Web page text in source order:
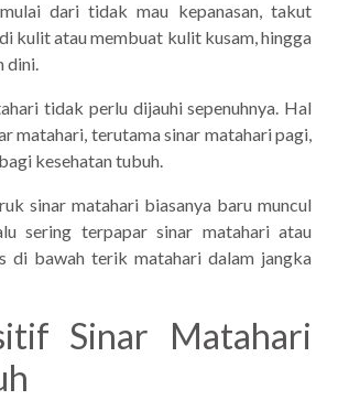
dari tidak mau kepanasan, takut
kulit atau membuat kulit kusam, hingga
dini.
tidak perlu dijauhi sepenuhnya. Hal
matahari, terutama sinar matahari pagi,
kesehatan tubuh.
sinar matahari biasanya baru muncul
sering terpapar sinar matahari atau
di bawah terik matahari dalam jangka
Sinar Matahari